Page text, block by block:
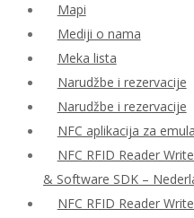
Mapi
Mediji o nama
Meka lista
Narudžbe i rezervacije
Narudžbe i rezervacije
NFC aplikacija za
NFC RFID Reader
& Software SDK –
NFC RFID Reader